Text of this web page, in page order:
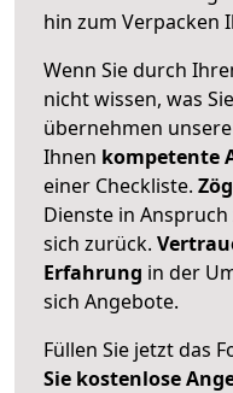
hin zum Verpacken
Wenn Sie durch
nicht wissen, was
übernehmen
Ihnen kompetente
einer Checkliste.
Dienste in
sich zurück.
Erfahrung in der
sich Angebote.
Füllen Sie jetzt das
Sie kostenlose